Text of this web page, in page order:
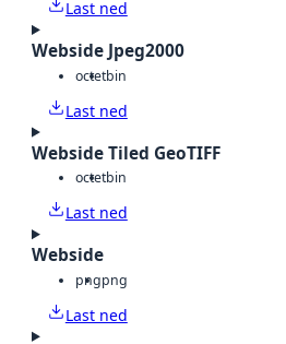
Last ned
Webside Jpeg2000
octetbin
Last ned
Webside Tiled GeoTIFF
octetbin
Last ned
Webside
pngpng
Last ned